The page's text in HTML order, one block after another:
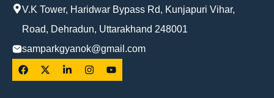
V.K Tower, Haridwar Bypass Rd, Kunjapuri Vihar,
Road, Dehradun, Uttarakhand 248001
samparkgyanok@gmail.com